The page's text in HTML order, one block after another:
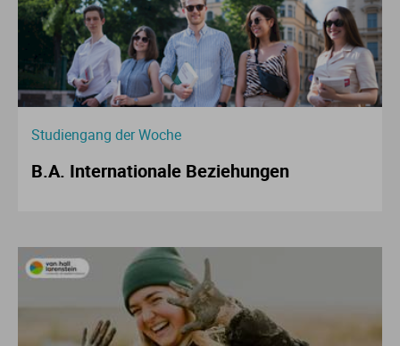
Studiengang der Woche
B.A. Internationale Beziehungen